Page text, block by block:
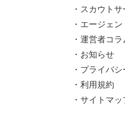
スカウト
エージェ
運営者コラ
お知らせ
プライバ
利用規約
サイトマッ